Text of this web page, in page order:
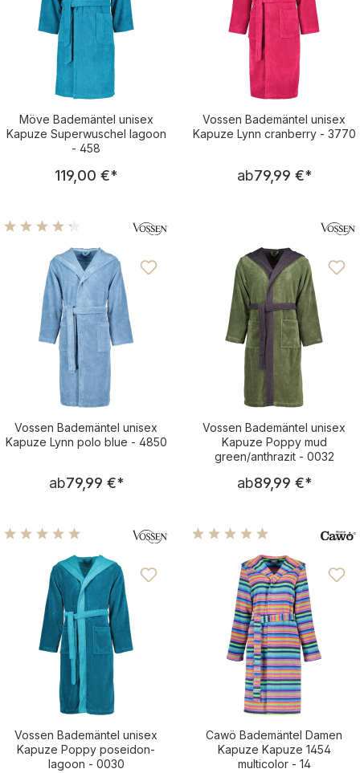
Möve Bademäntel unisex
Kapuze Superwuschel lagoon
- 458
Regulärer Preis:
119,00 €*
Vossen Bademäntel unisex
Kapuze Lynn cranberry - 3770
Regulärer
ab79,99 €*
Durchschnittliche Bewertung von 4.25 von 5 Sternen
Vossen Bademäntel unisex
Kapuze Lynn polo blue - 4850
Regulärer Preis:
ab79,99 €*
Vossen Bademäntel unisex
Kapuze Poppy mud
green/anthrazit - 0032
Regulärer
ab89,99 €*
Durchschnittliche Bewertung von 5 von 5 Sternen
Vossen Bademäntel unisex
Kapuze Poppy poseidon-
lagoon - 0030
Durchschnittliche
Cawö Bademäntel Damen
Kapuze Kapuze 1454
multicolor - 14